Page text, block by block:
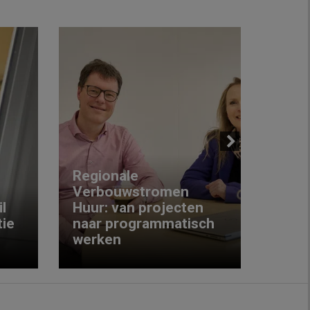
Regionale
Verbouwstromen
Huur: van projecten
naar programmatisch
werken
Next